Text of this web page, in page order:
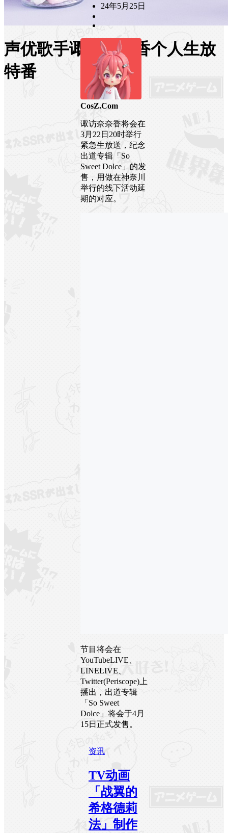
声优歌手诹访奈奈香个人生放
特番
24年5月25日
CosZ.Com
诹访奈奈香将会在
3月22日20时举行
紧急生放送，纪念
出道专辑「So
Sweet Dolce」的发
售，用做在神奈川
举行的线下活动延
期的对应。
节目将会在
YouTubeLIVE、
LINELIVE、
Twitter(Periscope)上
播出，出道专辑
「So Sweet
Dolce」将会于4月
15日正式发售。
资讯
TV动画
「战翼的
希格德莉
法」制作